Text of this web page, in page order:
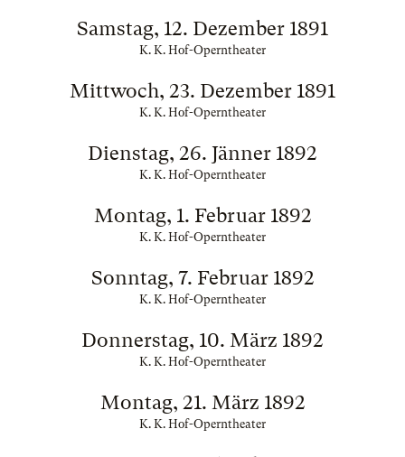
Samstag, 12. Dezember 1891
K. K. Hof-Operntheater
Mittwoch, 23. Dezember 1891
K. K. Hof-Operntheater
Dienstag, 26. Jänner 1892
K. K. Hof-Operntheater
Montag, 1. Februar 1892
K. K. Hof-Operntheater
Sonntag, 7. Februar 1892
K. K. Hof-Operntheater
Donnerstag, 10. März 1892
K. K. Hof-Operntheater
Montag, 21. März 1892
K. K. Hof-Operntheater